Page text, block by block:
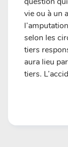
vie ou à un
selon les
tiers
aura lieu
tiers.